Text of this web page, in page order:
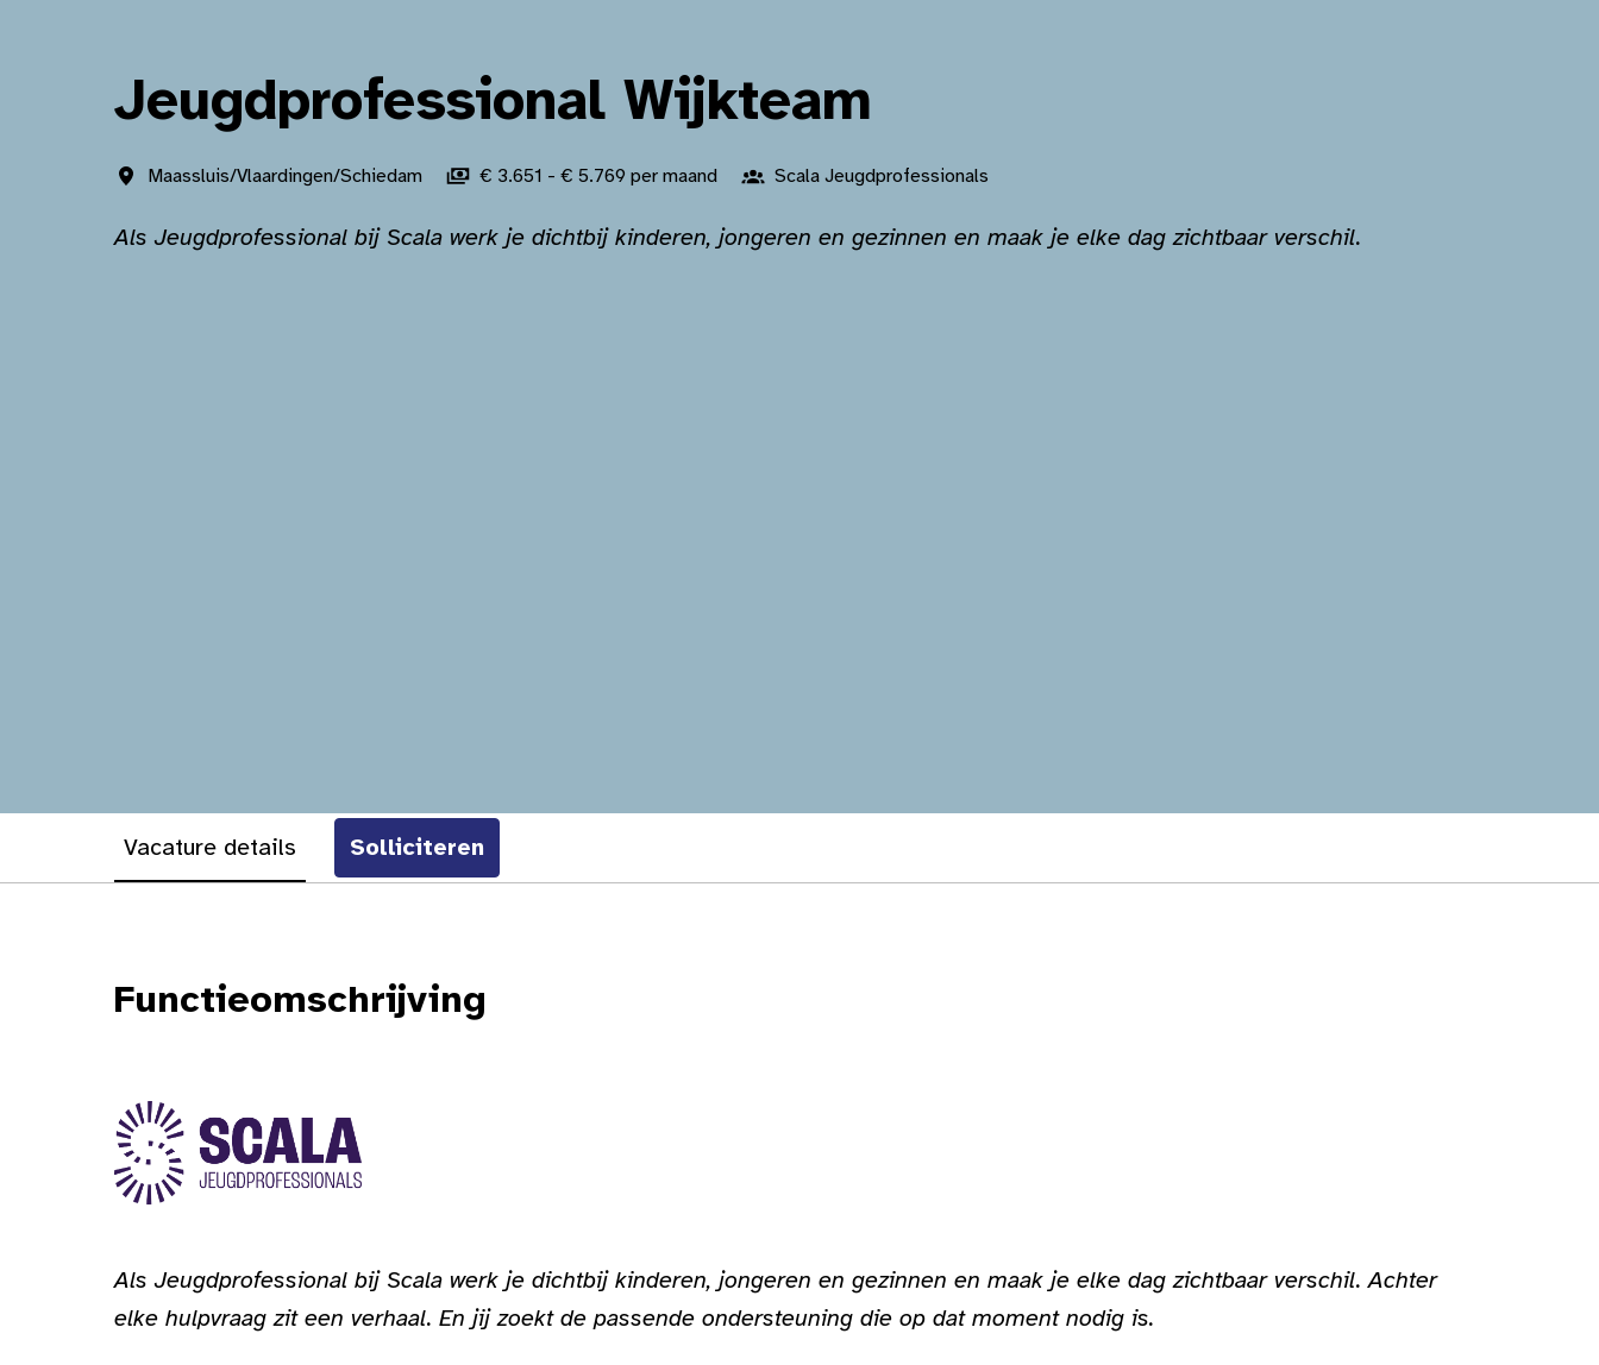
Jeugdprofessional Wijkteam
Maassluis/Vlaardingen/Schiedam € 3.651 - € 5.769 per maand Scala Jeugdprofessionals
Als Jeugdprofessional bij Scala werk je dichtbij kinderen, jongeren en gezinnen en maak je elke dag zichtbaar verschil.
Vacature details Solliciteren
Functieomschrijving
Als Jeugdprofessional bij Scala werk je dichtbij kinderen, jongeren en gezinnen en maak je elke dag zichtbaar verschil. Achter
elke hulpvraag zit een verhaal. En jij zoekt de passende ondersteuning die op dat moment nodig is.